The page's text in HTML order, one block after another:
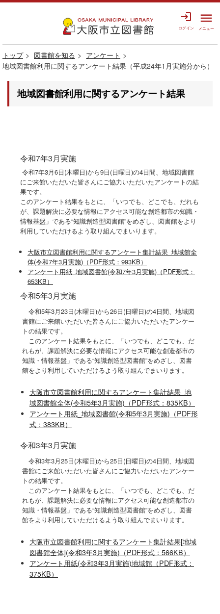
login
ログイン
menu
メニュー
トップ 図書館を知る
アンケート
地域図書館利用に関するアンケート結果（平成24年1月実施分から）
地域図書館利用に関するアンケート結果
令和7年3月実施
令和7年3月6日(木曜日)から9日(日曜日)の4日間、地域図書館
にご来館いただいた皆さんにご協力いただいたアンケートの結
果です。
このアンケート結果をもとに、「いつでも、どこでも、だれも
が、課題解決に必要な情報にアクセス可能な創造都市の知識・
情報基盤」である“知識創造型図書館”をめざし、図書館をより
利用していただけるよう取り組んでまいります。
大阪市立図書館利用に関するアンケート集計結果_地域館全
体(令和7年3月実施)（PDF形式：993KB）
アンケート用紙_地域図書館(令和7年3月実施)（PDF形式：
653KB）
令和5年3月実施
令和5年3月23日(木曜日)から26日(日曜日)の4日間、地域図
書館にご来館いただいた皆さんにご協力いただいたアンケー
トの結果です。
このアンケート結果をもとに、「いつでも、どこでも、だ
れもが、課題解決に必要な情報にアクセス可能な創造都市の
知識・情報基盤」である“知識創造型図書館”をめざし、図書
館をより利用していただけるよう取り組んでまいります。
大阪市立図書館利用に関するアンケート集計結果_地
域図書館全体(令和5年3月実施)（PDF形式：835KB）
アンケート用紙_地域図書館(令和5年3月実施)（PDF形
式：383KB）
令和3年3月実施
令和3年3月25日(木曜日)から25日(日曜日)の4日間、地域図
書館にご来館いただいた皆さんにご協力いただいたアンケー
トの結果です。
このアンケート結果をもとに、「いつでも、どこでも、だ
れもが、課題解決に必要な情報にアクセス可能な創造都市の
知識・情報基盤」である“知識創造型図書館”をめざし、図書
館をより利用していただけるよう取り組んでまいります。
大阪市立図書館利用に関するアンケート集計結果[地域
図書館全体](令和3年3月実施)（PDF形式：566KB）
アンケート用紙(令和3年3月実施)地域館（PDF形式：
375KB）